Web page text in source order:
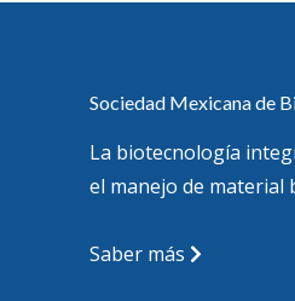
Sociedad Mexicana de
La biotecnología
el manejo de material
Saber más